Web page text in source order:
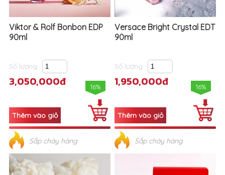
Viktor & Rolf Bonbon EDP
90ml
Số lượng
3,050,000đ 16%
Sắp cháy hàng
Versace Bright Crystal EDT
90ml
Số lượng
1,950,000đ 16%
Sắp cháy hàng